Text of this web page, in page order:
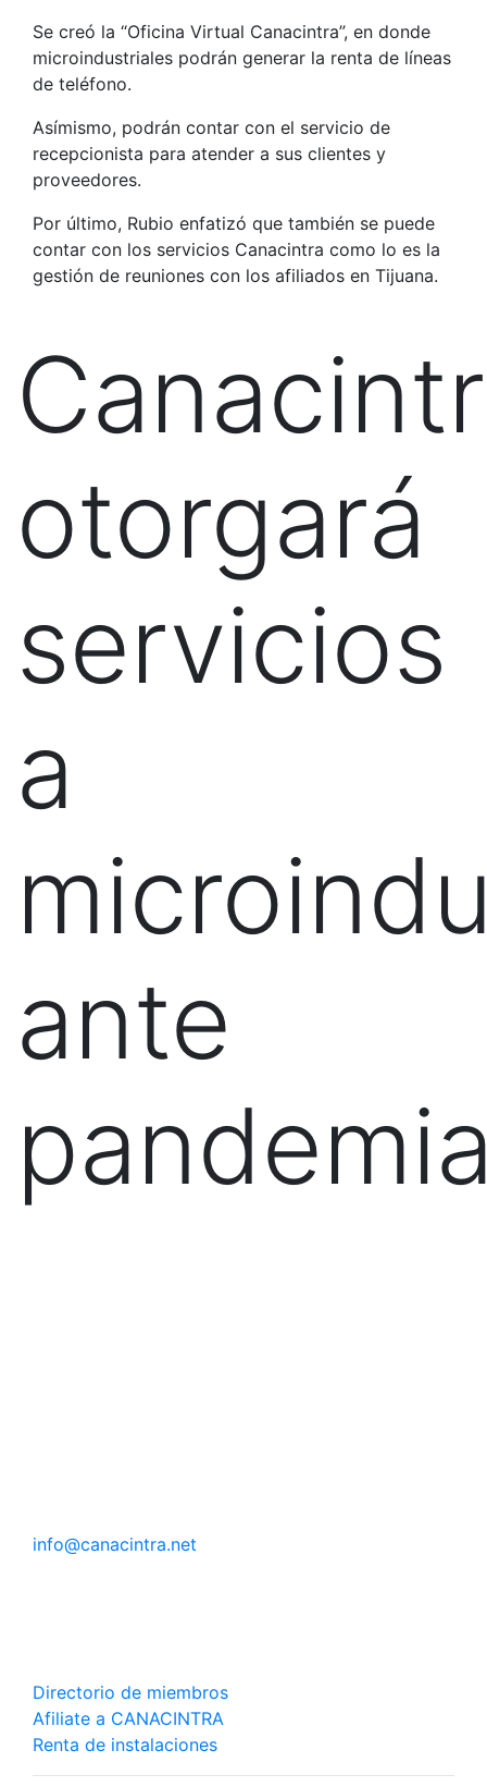
Se creó la “Oficina Virtual Canacintra”, en donde
microindustriales podrán generar la renta de líneas
de teléfono.
Asímismo, podrán contar con el servicio de
recepcionista para atender a sus clientes y
proveedores.
Por último, Rubio enfatizó que también se puede
contar con los servicios Canacintra como lo es la
gestión de reuniones con los afiliados en Tijuana.
otorgará
servicios
a
ante
info@canacintra.net
Directorio de miembros
Afiliate a CANACINTRA
Renta de instalaciones